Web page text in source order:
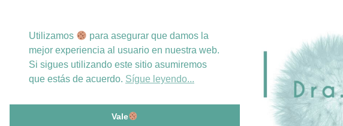
Utilizamos
para asegurar que damos la
mejor experiencia al usuario en nuestra web.
Si sigues utilizando este sitio asumiremos
que estás de acuerdo. Sígue leyendo...
Vale